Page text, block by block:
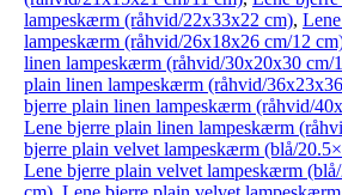
lampeskærm (råhvid/22x33x22 cm),
lampeskærm (råhvid/26x18x26 cm/12
linen lampeskærm (råhvid/30x20x30 cm/
plain linen lampeskærm (råhvid/
bjerre plain linen lampeskærm (råhvid/
Lene bjerre plain linen lampeskærm
bjerre plain velvet lampeskærm (blå/
Lene bjerre plain velvet lampeskærm